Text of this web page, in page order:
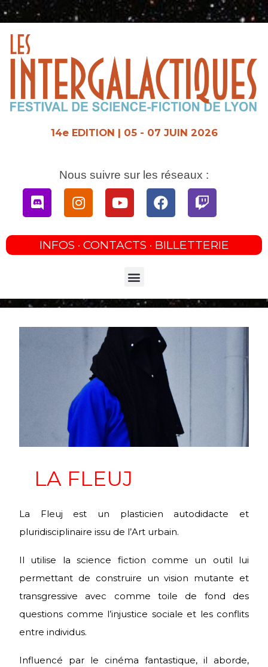
Aller
14e EDITION | 05 - 07 JUIN 2026
Nous suivre sur les réseaux :
DiscordInstagramYoutubeFacebookTwitch
INFOS · CONTACTS · BILLETTERIE
Menu
LA FLEUJ
La Fleuj est un plasticien autodidacte et
pluridisciplinaire issu de l’Art urbain.
Il utilise la science fiction comme un outil lui
permettant de construire un vision mutante et
transgressive avec comme toile de fond des
questions comme l’injustice sociale et les conflits
entre individus.
Influencé par le cinéma fantastique, il aborde,